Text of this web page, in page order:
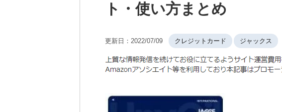
ト・使い方まとめ
更新日： 2022/07/09 クレジットカード ジャックス